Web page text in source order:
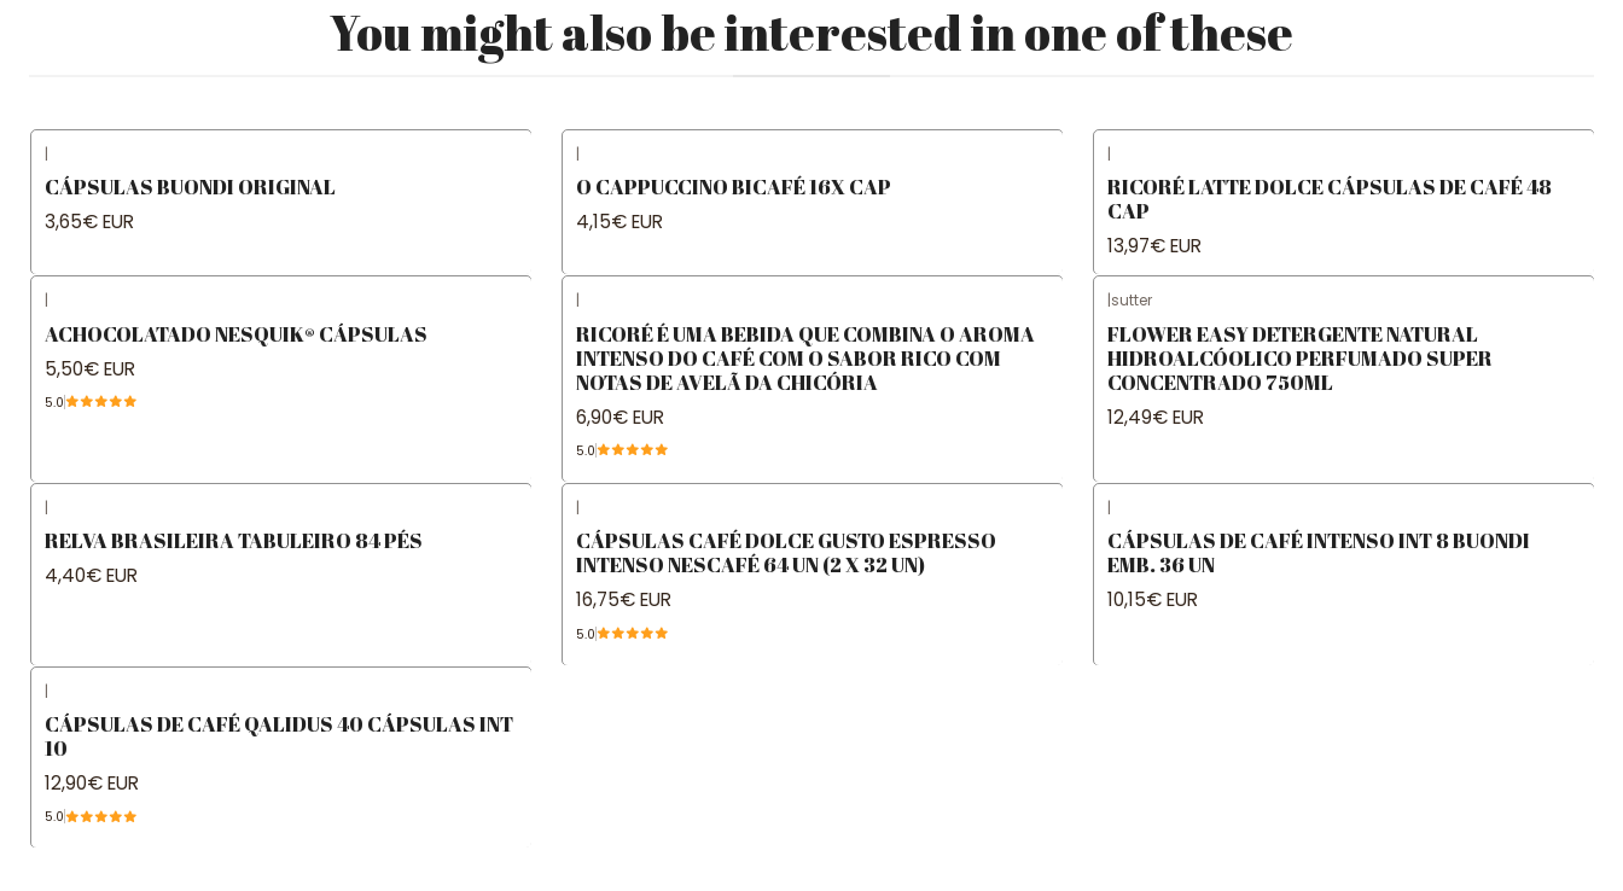
You might also be interested in one of these
|
CÁPSULAS BUONDI ORIGINAL
3,65€ EUR
|
O CAPPUCCINO BICAFÉ 16X CAP
4,15€ EUR
|
RICORÉ LATTE DOLCE CÁPSULAS DE CAFÉ 48
CAP
13,97€ EUR
|
ACHOCOLATADO NESQUIK® CÁPSULAS
5,50€ EUR
5.0
|
RICORÉ É UMA BEBIDA QUE COMBINA O AROMA
INTENSO DO CAFÉ COM O SABOR RICO COM
NOTAS DE AVELÃ DA CHICÓRIA
6,90€ EUR
5.0
|sutter
FLOWER EASY DETERGENTE NATURAL
HIDROALCÓOLICO PERFUMADO SUPER
CONCENTRADO 750ML
12,49€ EUR
|
RELVA BRASILEIRA TABULEIRO 84 PÉS
4,40€ EUR
|
CÁPSULAS CAFÉ DOLCE GUSTO ESPRESSO
INTENSO NESCAFÉ 64 UN (2 X 32 UN)
16,75€ EUR
5.0
|
CÁPSULAS DE CAFÉ INTENSO INT 8 BUONDI
EMB. 36 UN
10,15€ EUR
|
CÁPSULAS DE CAFÉ QALIDUS 40 CÁPSULAS INT
10
12,90€ EUR
5.0